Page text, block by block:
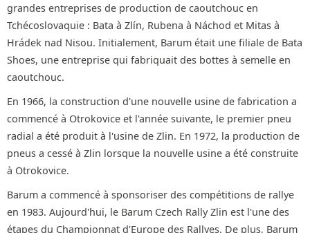
grandes entreprises de production de caoutchouc en
Tchécoslovaquie : Bata à Zlín, Rubena à Náchod et Mitas à
Hrádek nad Nisou. Initialement, Barum était une filiale de Bata
Shoes, une entreprise qui fabriquait des bottes à semelle en
caoutchouc.
En 1966, la construction d'une nouvelle usine de fabrication a
commencé à Otrokovice et l'année suivante, le premier pneu
radial a été produit à l'usine de Zlin. En 1972, la production de
pneus a cessé à Zlin lorsque la nouvelle usine a été construite
à Otrokovice.
Barum a commencé à sponsoriser des compétitions de rallye
en 1983. Aujourd'hui, le Barum Czech Rally Zlin est l'une des
étapes du Championnat d'Europe des Rallyes. De plus, Barum